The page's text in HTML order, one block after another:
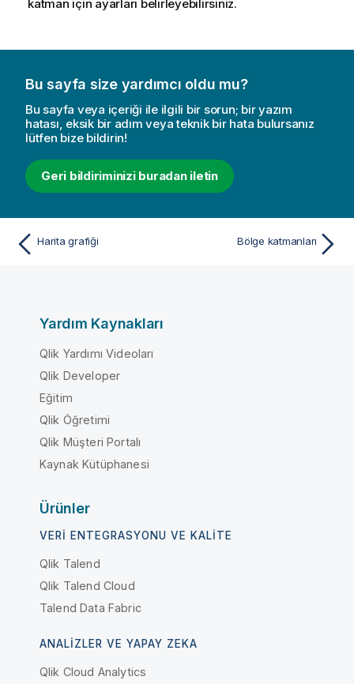
katman için ayarları belirleyebilirsiniz.
Bu sayfa size yardımcı oldu mu?
Bu sayfa veya içeriği ile ilgili bir sorun; bir yazım
hatası, eksik bir adım veya teknik bir hata bulursanız
lütfen bize bildirin!
Geri bildiriminizi buradan iletin
Harita grafiği Bölge katmanları
Yardım Kaynakları
Qlik Yardımı Videoları
Qlik Developer
Eğitim
Qlik Öğretimi
Qlik Müşteri Portalı
Kaynak Kütüphanesi
Ürünler
VERI ENTEGRASYONU VE KALITE
Qlik Talend
Qlik Talend Cloud
Talend Data Fabric
ANALIZLER VE YAPAY ZEKA
Qlik Cloud Analytics